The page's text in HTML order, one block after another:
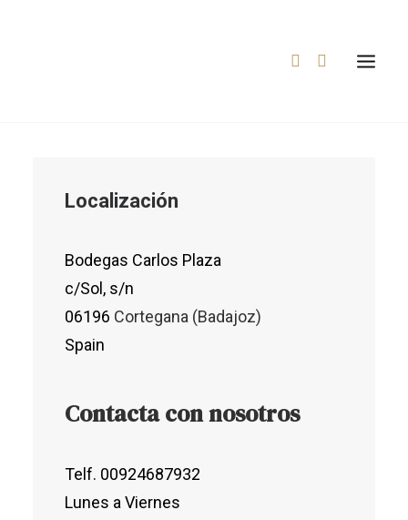
Localización
Bodegas Carlos Plaza
c/Sol, s/n
06196 Cortegana (Badajoz)
Spain
Contacta con nosotros
Telf. 00924687932
Lunes a Viernes